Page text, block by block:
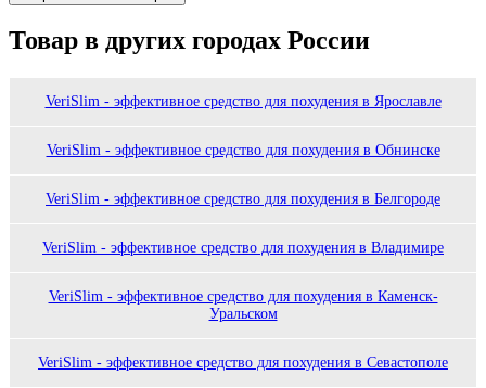
Товар в других городах России
VeriSlim - эффективное средство для похудения в Ярославле
VeriSlim - эффективное средство для похудения в Обнинске
VeriSlim - эффективное средство для похудения в Белгороде
VeriSlim - эффективное средство для похудения в Владимире
VeriSlim - эффективное средство для похудения в Каменск-
Уральском
VeriSlim - эффективное средство для похудения в Севастополе